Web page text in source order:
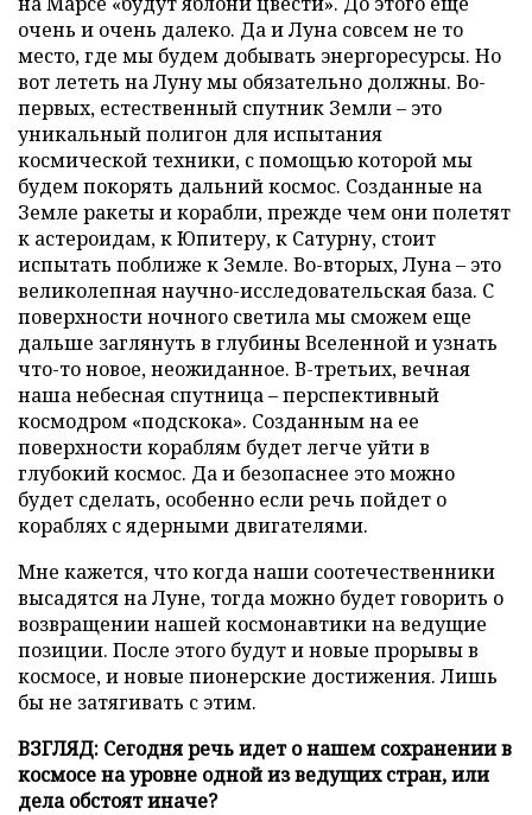
очень и очень далеко. Да и Луна совсем не то
место, где мы будем добывать энергоресурсы. Но
вот лететь на Луну мы обязательно должны. Во-
первых, естественный спутник Земли – это
уникальный полигон для испытания
космической техники, с помощью которой мы
будем покорять дальний космос. Созданные на
Земле ракеты и корабли, прежде чем они полетят
к астероидам, к Юпитеру, к Сатурну, стоит
испытать поближе к Земле. Во-вторых, Луна – это
великолепная научно-исследовательская база. С
поверхности ночного светила мы сможем еще
дальше заглянуть в глубины Вселенной и узнать
что-то новое, неожиданное. В-третьих, вечная
наша небесная спутница – перспективный
космодром «подскока». Созданным на ее
поверхности кораблям будет легче уйти в
глубокий космос. Да и безопаснее это можно
будет сделать, особенно если речь пойдет о
кораблях с ядерными двигателями.
Мне кажется, что когда наши соотечественники
высадятся на Луне, тогда можно будет говорить о
возвращении нашей космонавтики на ведущие
позиции. После этого будут и новые прорывы в
космосе, и новые пионерские достижения. Лишь
бы не затягивать с этим.
ВЗГЛЯД: Сегодня речь идет о нашем сохранении в
космосе на уровне одной из ведущих стран, или
дела обстоят иначе?